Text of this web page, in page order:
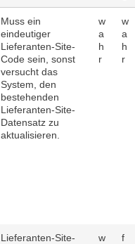
Muss ein
eindeutiger
Lieferanten-Site-
Code sein, sonst
versucht das
System, den
bestehenden
Lieferanten-Site-
Datensatz zu
aktualisieren.
w
a
h
r
w
a
h
r
Lieferanten-Site-
w
f